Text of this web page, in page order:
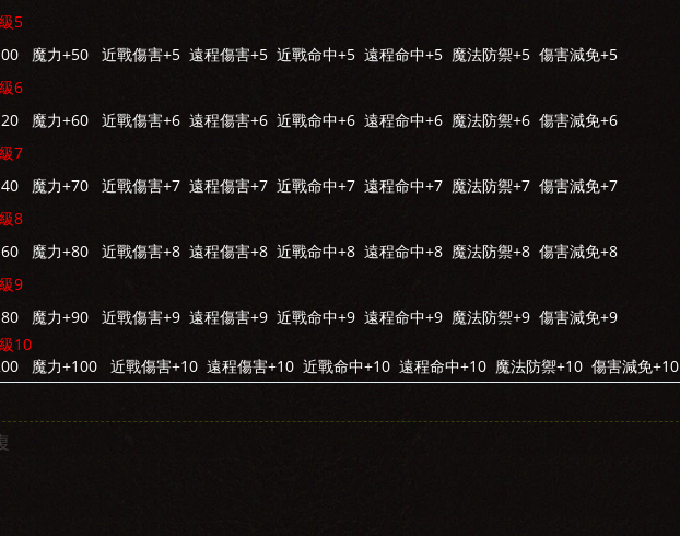
5
魔力+50 近戰傷害+5 遠程傷害+5 近戰命中+5 遠程命中+5 魔法防禦+5 傷害減免+5
6
魔力+60 近戰傷害+6 遠程傷害+6 近戰命中+6 遠程命中+6 魔法防禦+6 傷害減免+6
7
魔力+70 近戰傷害+7 遠程傷害+7 近戰命中+7 遠程命中+7 魔法防禦+7 傷害減免+7
8
魔力+80 近戰傷害+8 遠程傷害+8 近戰命中+8 遠程命中+8 魔法防禦+8 傷害減免+8
9
魔力+90 近戰傷害+9 遠程傷害+9 近戰命中+9 遠程命中+9 魔法防禦+9 傷害減免+9
10
魔力+100 近戰傷害+10 遠程傷害+10 近戰命中+10 遠程命中+10 魔法防禦+10 傷害減免+10